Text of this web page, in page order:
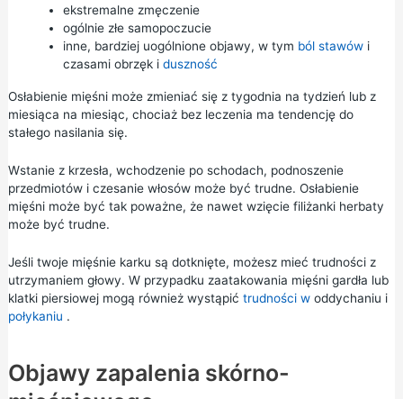
ekstremalne zmęczenie
ogólnie złe samopoczucie
inne, bardziej uogólnione objawy, w tym ból stawówi
czasami obrzęk i duszność
Osłabienie mięśni może zmieniać się z tygodnia na tydzień lub z
miesiąca na miesiąc, chociaż bez leczenia ma tendencję do
stałego nasilania się.
Wstanie z krzesła, wchodzenie po schodach, podnoszenie
przedmiotów i czesanie włosów może być trudne. Osłabienie
mięśni może być tak poważne, że nawet wzięcie filiżanki herbaty
może być trudne.
Jeśli twoje mięśnie karku są dotknięte, możesz mieć trudności z
utrzymaniem głowy. W przypadku zaatakowania mięśni gardła lub
klatki piersiowej mogą również wystąpić trudności woddychaniu i
połykaniu .
Objawy zapalenia skórno-